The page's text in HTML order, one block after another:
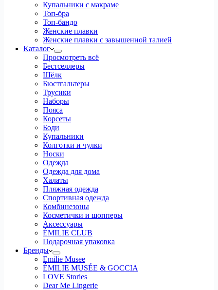
Купальники с макраме
Топ-бра
Топ-бандо
Женские плавки
Женские плавки с завышенной талией
Каталог
Просмотреть всё
Бестселлеры
Шёлк
Бюстгальтеры
Трусики
Наборы
Пояса
Корсеты
Боди
Купальники
Колготки и чулки
Носки
Одежда
Одежда для дома
Халаты
Пляжная одежда
Спортивная одежда
Комбинезоны
Косметички и шопперы
Аксессуары
ÉMILIE CLUB
Подарочная упаковка
Бренды
Emilie Musee
ÉMILIE MUSÉE & GOCCIA
LOVE Stories
Dear Me Lingerie